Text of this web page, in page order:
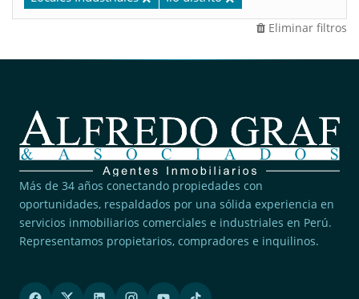
Eliminar filtros
Más de 34 años conectando propiedades con
oportunidades, respaldados por una sólida experiencia en
servicios inmobiliarios comerciales e industriales en Perú.
Representamos propietarios, compradores e inquilinos.